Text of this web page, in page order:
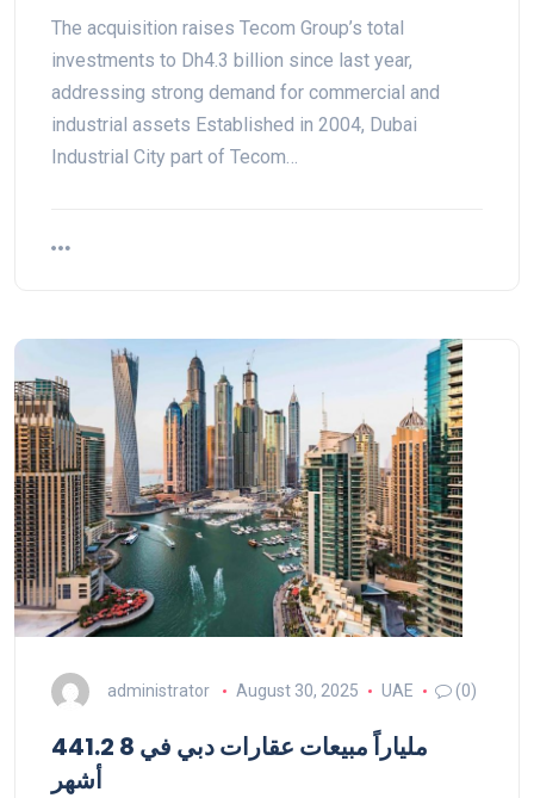
The acquisition raises Tecom Group’s total
investments to Dh4.3 billion since last year,
addressing strong demand for commercial and
industrial assets Established in 2004, Dubai
Industrial City part of Tecom…
administrator August 30, 2025 UAE (0)
441.2 ملياراً مبيعات عقارات دبي في 8
أشهر